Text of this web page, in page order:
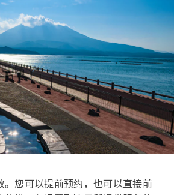
。您可以提前预约，也可以直接前